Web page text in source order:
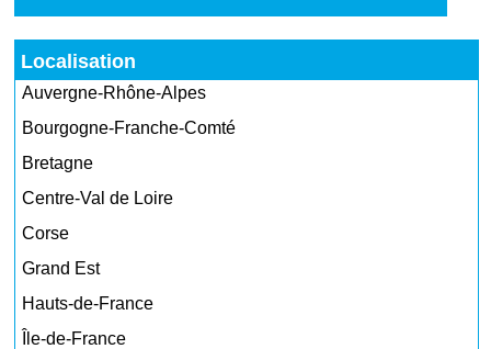
Localisation
Auvergne-Rhône-Alpes
Bourgogne-Franche-Comté
Bretagne
Centre-Val de Loire
Corse
Grand Est
Hauts-de-France
Île-de-France